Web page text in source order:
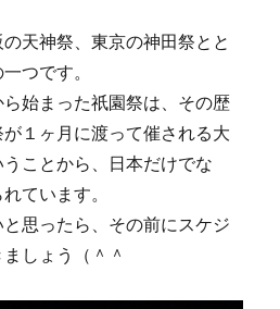
源
と
は？
に
天神祭、東京の神田祭とと
つです。
始まった祇園祭は、その歴
１ヶ月に渡って催される大
ことから、日本だけでな
ています。
思ったら、その前にスケジ
しょう（＾＾